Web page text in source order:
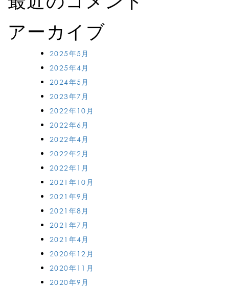
アーカイブ
2025年5月
2025年4月
2024年5月
2023年7月
2022年10月
2022年6月
2022年4月
2022年2月
2022年1月
2021年10月
2021年9月
2021年8月
2021年7月
2021年4月
2020年12月
2020年11月
2020年9月